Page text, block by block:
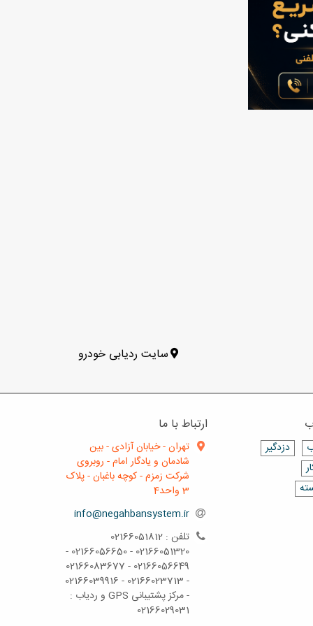
سایت ردیابی خودرو
دزدگیر
ارتباط با ما
تهران - خیابان آزادی - بین
شادمان و یادگار امام - روبروی
شرکت زمزم - کوچه باغبان - پلاک
3 واحد4
info@negahbansystem.ir
تلفن : 02166051812
02166051320 - 02166056650 -
02166056649 - 02166083677
- 02166023713 - 02166039916
- مرکز پشتیبانی GPS و ردیاب :
02166029031